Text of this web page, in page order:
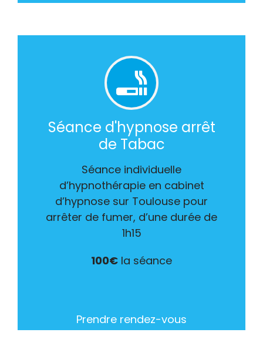
Séance d'hypnose arrêt
de Tabac
Séance individuelle
d’hypnothérapie en cabinet
d’hypnose sur Toulouse pour
arrêter de fumer, d’une durée de
1h15
100€ la séance
Prendre rendez-vous